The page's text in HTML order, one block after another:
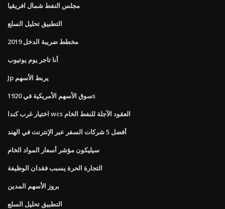
مجلس النفط شمال افريقيا
التطبيق تحليل السلع
مخطط ضريبة الدخل 2019
أنا تاجر يوم يوتيوب
Jp يربط الأسهم
سوق الأسهم الأمريكية في 1920s
اختيار غرب كندا wcs العقود الآجلة للنفط الخام
أفضل 5 شركات السفر عبر الإنترنت في الهند
سيليكون مؤشر أسعار المواد الخام
التجارة الحرة يسبب فقدان الوظيفة
بروز الأسهم المدين
التطبيق تحليل السلع